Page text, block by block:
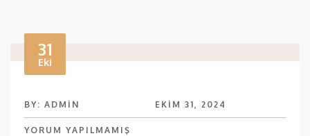
31
Eki
BY: ADMIN EKIM 31, 2024
YORUM YAPILMAMIŞ